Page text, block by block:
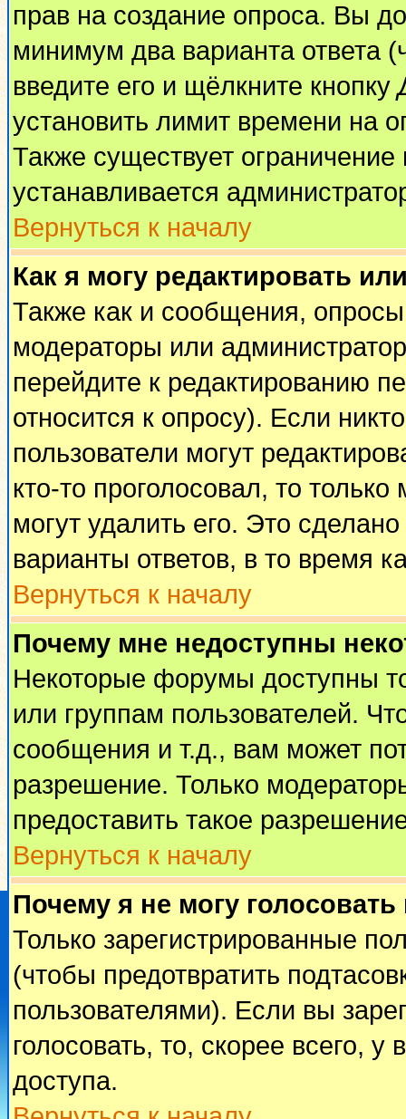
прав на создание опроса. Вы
минимум два варианта ответа
введите его и щёлкните кнопку
установить лимит времени на
Также существует ограничение
устанавливается
Вернуться к началу
Как я могу редактировать
Также как и сообщения, опросы
модераторы или
перейдите к редактированию
относится к опросу). Если
пользователи могут
кто-то проголосовал, то
могут удалить его. Это
варианты ответов, в то время
Вернуться к началу
Почему мне недоступны
Некоторые форумы доступны
или группам пользователей.
сообщения и т.д., вам может
разрешение. Только
предоставить такое
Вернуться к началу
Почему я не могу
Только зарегистрированные
(чтобы предотвратить
пользователями). Если вы
голосовать, то, скорее всего,
доступа.